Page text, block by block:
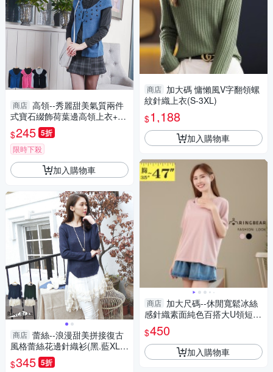
商店 高領--秀麗甜美氣質兩件
式寶石綴飾荷葉邊高領上衣+罩
衫(黑.藍.桃S-XL)-U22眼圈熊中
大尺碼
$245 5折
限時下殺
加入購物車
商店 蕾絲--浪漫甜美拼接復古
風格蕾絲花邊針織衫(黑.藍XL-5
L)-A211眼圈熊中大尺碼
$345 5折
商店 加大碼 慵懶風V字翻領螺
紋針織上衣(S-3XL)
$1,188
加入購物車
商店 加大尺碼--休閒寬鬆冰絲
感針織素面純色百搭大U領短袖
上衣(黑.粉L-3L)-U726眼圈熊中
大尺碼
$450
加入購物車